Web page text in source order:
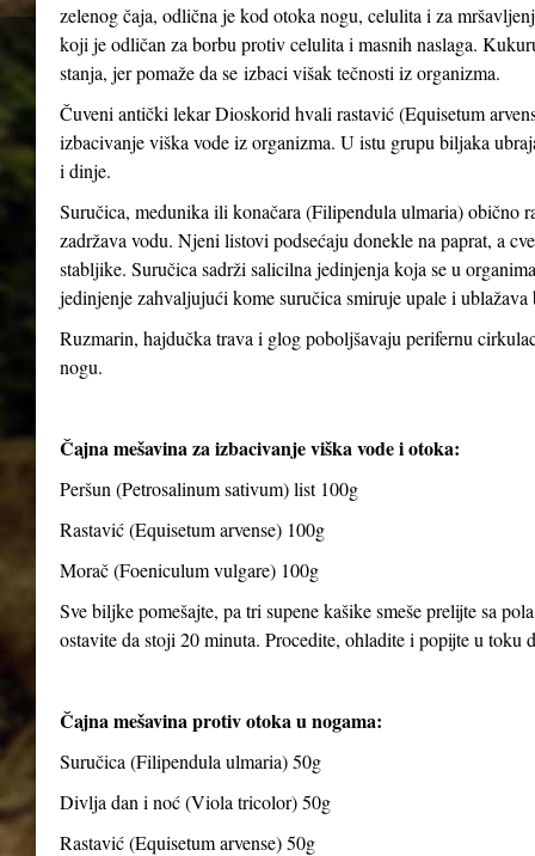
zelenog čaja, odlična je kod otoka nogu, celulita i za
koji je odličan za borbu protiv celulita i masnih naslaga.
stanja, jer pomaže da se izbaci višak tečnosti iz organizma.
Čuveni antički lekar Dioskorid hvali rastavić (Equisetum
izbacivanje viška vode iz organizma. U istu grupu biljaka
i dinje.
Suručica, medunika ili konačara (Filipendula ulmaria) obično
zadržava vodu. Njeni listovi podsećaju donekle na paprat, a
stabljike. Suručica sadrži salicilna jedinjenja koja se u
jedinjenje zahvaljujući kome suručica smiruje upale i
Ruzmarin, hajdučka trava i glog poboljšavaju perifernu
nogu.
Čajna mešavina za izbacivanje viška vode i otoka:
Peršun (Petrosalinum sativum) list 100g
Rastavić (Equisetum arvense) 100g
Morač (Foeniculum vulgare) 100g
Sve biljke pomešajte, pa tri supene kašike smeše prelijte sa
ostavite da stoji 20 minuta. Procedite, ohladite i popijte u toku
Čajna mešavina protiv otoka u nogama:
Suručica (Filipendula ulmaria) 50g
Divlja dan i noć (Viola tricolor) 50g
Rastavić (Equisetum arvense) 50g